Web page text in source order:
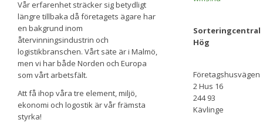
Vår erfarenhet sträcker sig betydligt
längre tillbaka då företagets ägare har
en bakgrund inom
återvinningsindustrin och
logistikbranschen. Vårt säte är i Malmö,
men vi har både Norden och Europa
som vårt arbetsfält.
Att få ihop våra tre element, miljö,
ekonomi och logostik är vår främsta
styrka!
Sorteringcentral
Hög
Företagshusvägen
2 Hus 16
244 93
Kävlinge